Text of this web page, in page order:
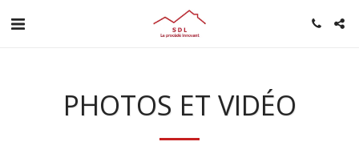
PHOTOS ET VIDÉO